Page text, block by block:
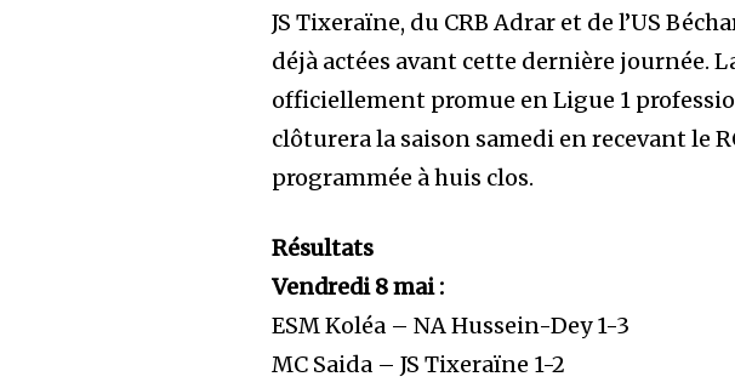
JS Tixeraïne, du CRB Adrar et de l’US
déjà actées avant cette dernière journée.
officiellement promue en Ligue 1
clôturera la saison samedi en recevant le
programmée à huis clos.
Résultats
Vendredi 8 mai :
ESM Koléa – NA Hussein-Dey 1-3
MC Saida – JS Tixeraïne 1-2